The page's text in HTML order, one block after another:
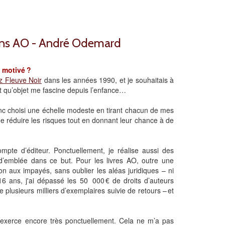
AO - André Odemard
?
Fleuve Noir dans les années 1990, et je souhaitais à
me fascine depuis l’enfance…
choisi une échelle modeste en tirant chacun de mes
réduire les risques tout en donnant leur chance à de
d’éditeur. Ponctuellement, je réalise aussi des
dans ce but. Pour les livres AO, outre une
aux impayés, sans oublier les aléas juridiques – ni
ans, j'ai dépassé les 50 000 € de droits d’auteurs
milliers d’exemplaires suivie de retours – et
encore très ponctuellement. Cela ne m’a pas